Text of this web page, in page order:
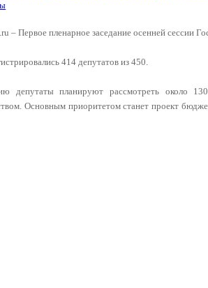
– Первое пленарное заседание осенней сессии
414 депутатов из 450.
депутаты планируют рассмотреть около
Основным приоритетом станет проект